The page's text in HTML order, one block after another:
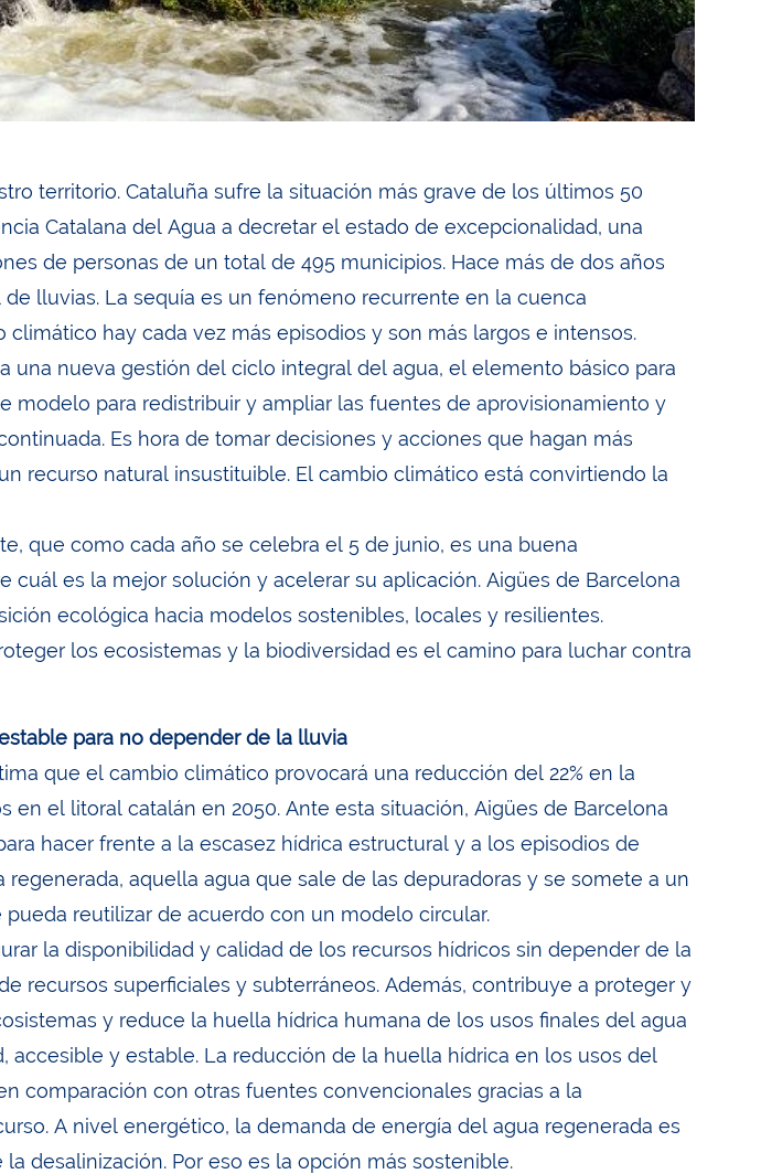
territorio. Cataluña sufre la situación más grave de los últimos 50
Catalana del Agua a decretar el estado de excepcionalidad, una
de personas de un total de 495 municipios. Hace más de dos años
lluvias. La sequía es un fenómeno recurrente en la cuenca
hay cada vez más episodios y son más largos e intensos.
una nueva gestión del ciclo integral del agua, el elemento básico para
modelo para redistribuir y ampliar las fuentes de aprovisionamiento y
Es hora de tomar decisiones y acciones que hagan más
recurso natural insustituible. El cambio climático está convirtiendo la
que como cada año se celebra el 5 de junio, es una buena
cuál es la mejor solución y acelerar su aplicación. Aigües de Barcelona
ecológica hacia modelos sostenibles, locales y resilientes.
los ecosistemas y la biodiversidad es el camino para luchar contra
para no depender de la lluvia
que el cambio climático provocará una reducción del 22% en la
en el litoral catalán en 2050. Ante esta situación, Aigües de Barcelona
hacer frente a la escasez hídrica estructural y a los episodios de
aquella agua que sale de las depuradoras y se somete a un
reutilizar de acuerdo con un modelo circular.
la disponibilidad y calidad de los recursos hídricos sin depender de la
recursos superficiales y subterráneos. Además, contribuye a proteger y
y reduce la huella hídrica humana de los usos finales del agua
accesible y estable. La reducción de la huella hídrica en los usos del
comparación con otras fuentes convencionales gracias a la
A nivel energético, la demanda de energía del agua regenerada es
desalinización. Por eso es la opción más sostenible.